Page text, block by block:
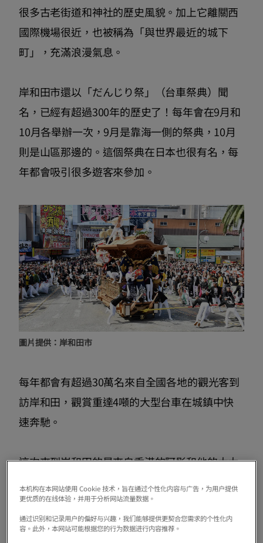
很多古老街道和神社的歷史風貌。加上它離關西
國際機場很近，也被稱為「與世界最近的城下
町」，充滿浪漫氣息。
岸和田市還以「だんじり祭」（台車祭典）聞
名，已經有超過300年的歷史了！每年會在9月和
10月各舉辦一次，9月是靠海一側的祭典，10月
則是山區那邊的。這個祭典在日本也很有名，每
年都會吸引很多遊客來參加。
圖片提供：岸和田市
每年都會有超過30萬名來自全國各地的觀光客到
訪岸和田，觀賞重達4噸的大型台車在城鎮中快
速奔馳。
這次來到岸和田的是來自香港的阿彤和他的太太
他們夫妻倆第一次一起來岸和田！
本机构在本网站使用 Cookie 技术，旨在通过个性化内容与广告，为用户提供
更优质的在线体验，并用于分析网站流量数据。
通过识别和记录用户的偏好与兴趣，我们能够提供更契合您需求的个性化内
容。此外，本网站可能根据您的行为数据进行内容推荐。